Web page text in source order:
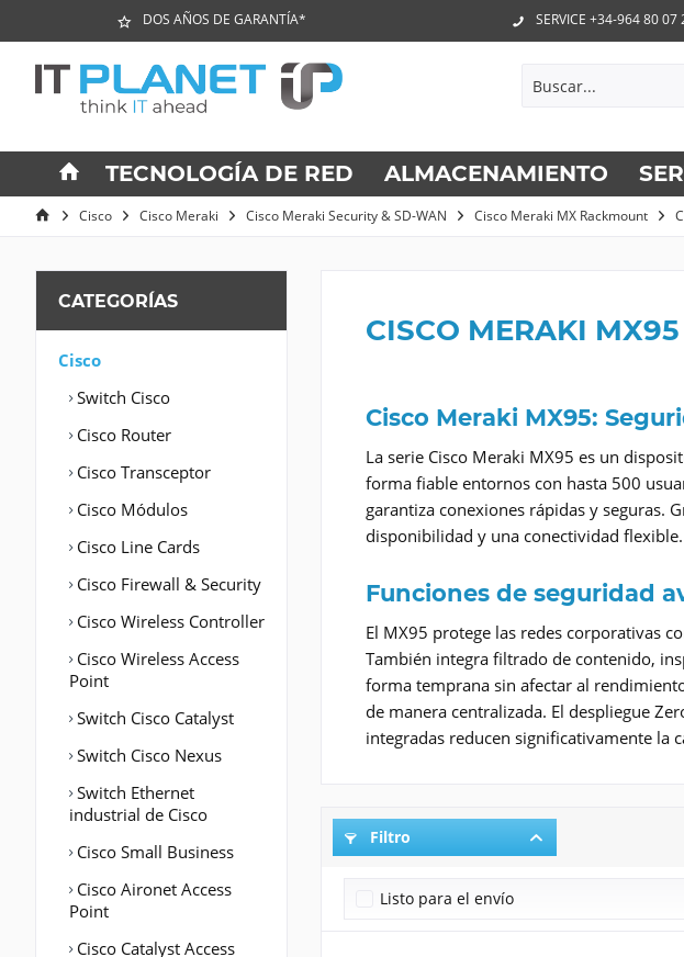
DOS AÑOS DE GARANTÍA* SERVICE +34-964 80 07
TECNOLOGÍA DE RED ALMACENAMIENTO
Cisco Cisco Meraki Cisco Meraki Security & SD-WAN Cisco Meraki MX Rackmount
CATEGORÍAS
Cisco
Switch Cisco
Cisco Router
Cisco Transceptor
Cisco Módulos
Cisco Line Cards
Cisco Firewall & Security
Cisco Wireless Controller
Cisco Wireless Access
Point
Switch Cisco Catalyst
Switch Cisco Nexus
Switch Ethernet
industrial de Cisco
Cisco Small Business
Cisco Aironet Access
Point
Cisco Catalyst Access
CISCO MERAKI MX95
Cisco Meraki MX95:
La serie Cisco Meraki MX95 es un
forma fiable entornos con hasta 500
garantiza conexiones rápidas y seguras.
disponibilidad y una conectividad flexible.
Funciones de seguridad
El MX95 protege las redes corporativas
También integra filtrado de contenido,
forma temprana sin afectar al
de manera centralizada. El despliegue
integradas reducen significativamente la
Filtro
Listo para el envío